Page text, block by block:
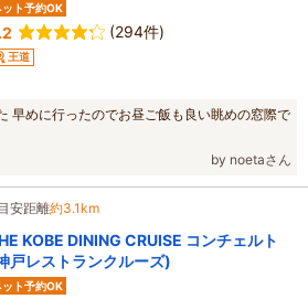
ット予約OK
(294件)
王道
早めに行ったのでお昼ご飯も良い眺めの窓際で
by noetaさん
安距離約3.1km
KOBE DINING CRUISE コンチェルト
戸レストランクルーズ)
ット予約OK